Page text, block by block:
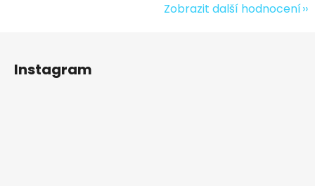
Zobrazit další hodnocení
Instagram